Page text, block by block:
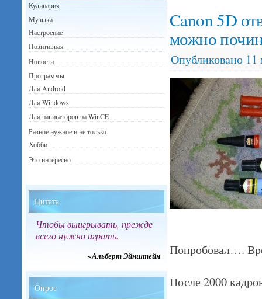
Canon 5D
можно
Опубликовано 11
Попробовал….
После 2000
Кулинария
Музыка
Настроение
Позитивная
Новости
Программы
Для Android
Для Windows
Для навигаторов на WinCE
Разное нужное и не только
Хобби
Это интересно
Цитата
Чтобы выигрывать, прежде
всего нужно играть.
~Альберт Эйнштейн
Опрос